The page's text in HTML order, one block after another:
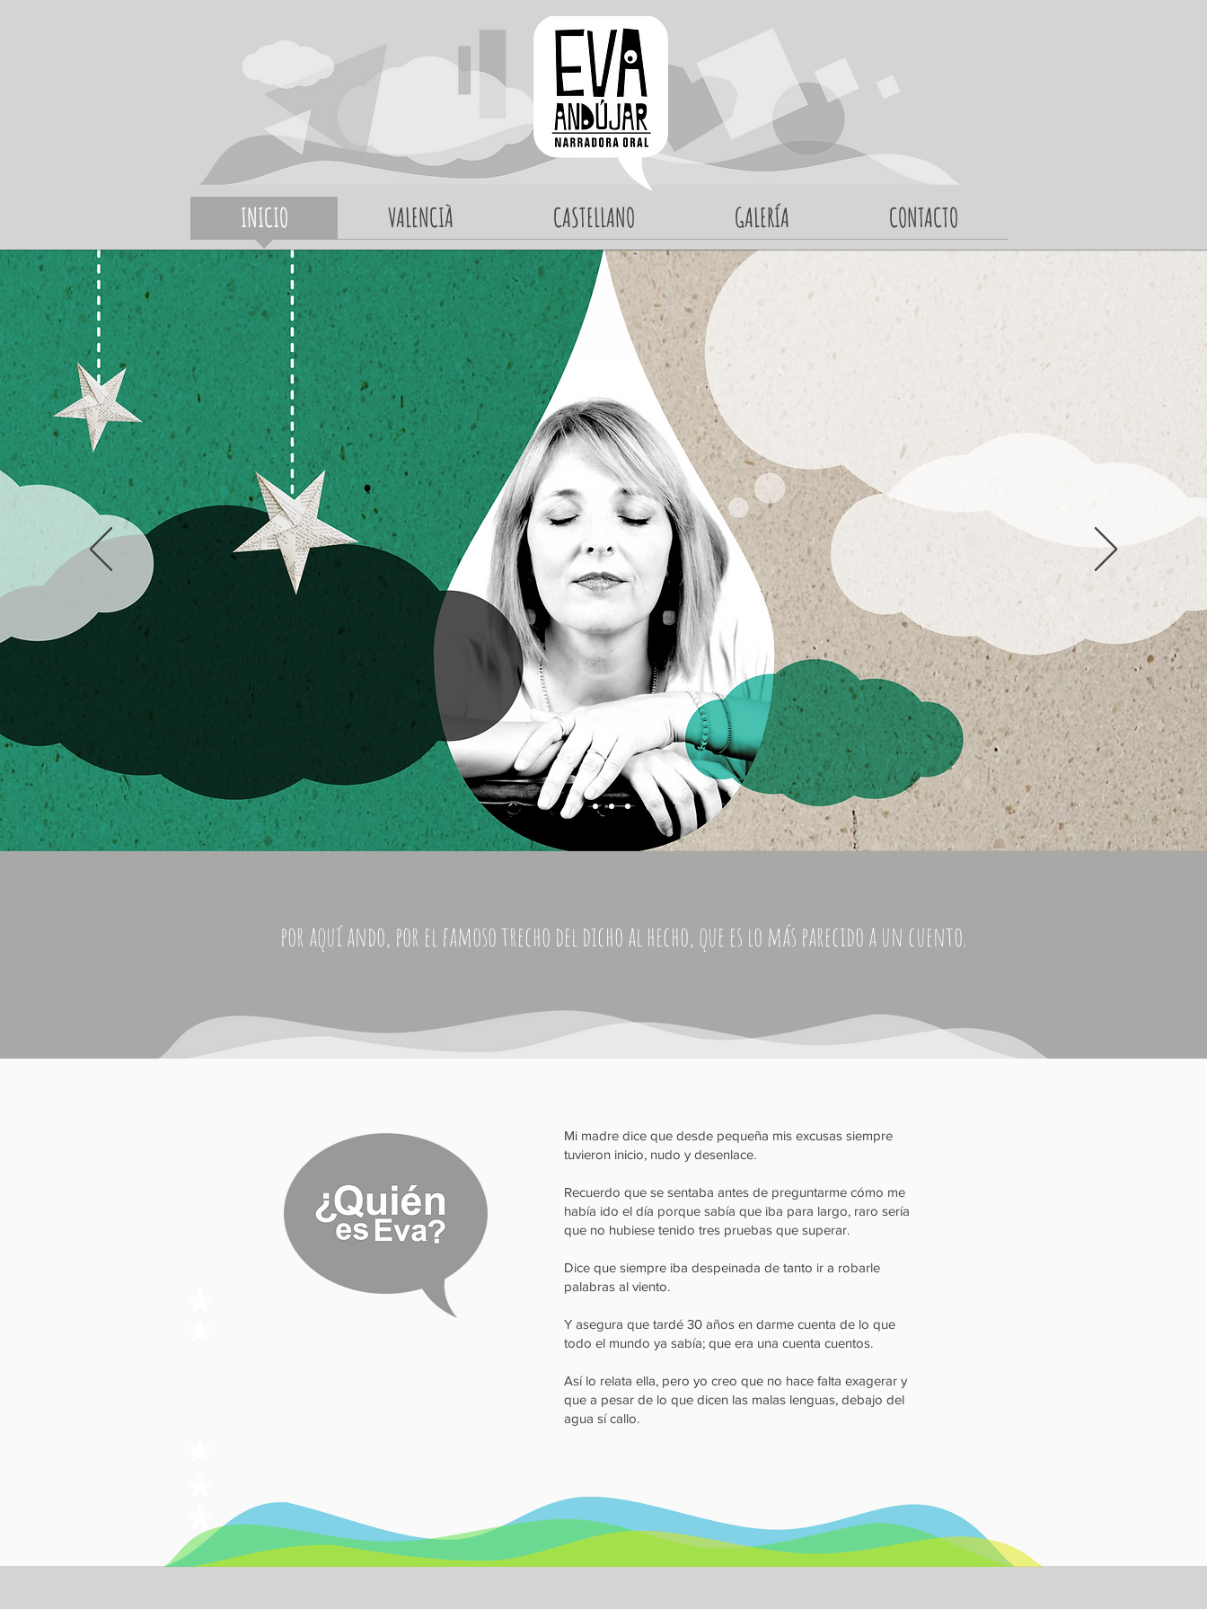
INICIO VALENCIÀ CASTELLANO GALERÍA CONTACTO
por aquí ando, por el famoso trecho del dicho al hecho, que es lo más parecido a un cuento.
Mi madre dice que desde pequeña mis excusas siempre
tuvieron inicio, nudo y desenlace.
Recuerdo que se sentaba antes de preguntarme cómo me
había ido el día porque sabía que iba para largo, raro sería
que no hubiese tenido tres pruebas que superar.
Dice que siempre iba despeinada de tanto ir a robarle
palabras al viento.
Y asegura que tardé 30 años en darme cuenta de lo que
todo el mundo ya sabía; que era una cuenta cuentos.
Así lo relata ella, pero yo creo que no hace falta exagerar y
que a pesar de lo que dicen las malas lenguas, debajo del
agua sí callo.